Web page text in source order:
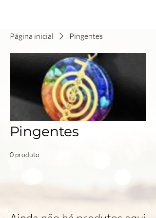
Página inicial Pingentes
Pingentes
0 produto